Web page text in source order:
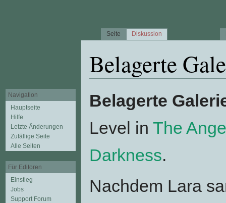
Belagerte
Belagerte
Level in The
Darkness.
Nachdem Lara
Seite Diskussion
Navigation
Hauptseite
Hilfe
Letzte Änderungen
Zufällige Seite
Alle Seiten
Für Editoren
Einstieg
Jobs
Support Forum